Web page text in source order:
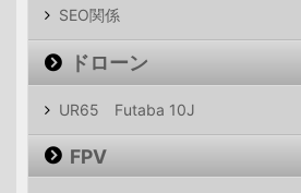
SEO関係
ドローン
UR65 Futaba 10J
FPV